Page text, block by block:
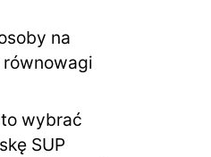
o
w
27 KWIETNIA 2026
na
wybrać
SUP